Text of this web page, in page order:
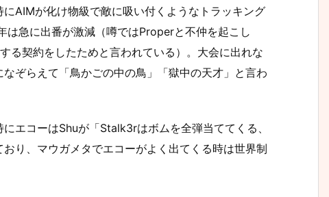
AIMが化け物級で敵に吸い付くようなトラッキング
急に出番が激減（噂ではProperと不仲を起こし
る契約をしたためと言われている）。大会に出れな
ぞらえて「鳥かごの中の鳥」「獄中の天才」と言わ
エコーはShuが「Stalk3rはボムを全弾当ててくる、
り、マウガメタでエコーがよく出てくる時は世界制